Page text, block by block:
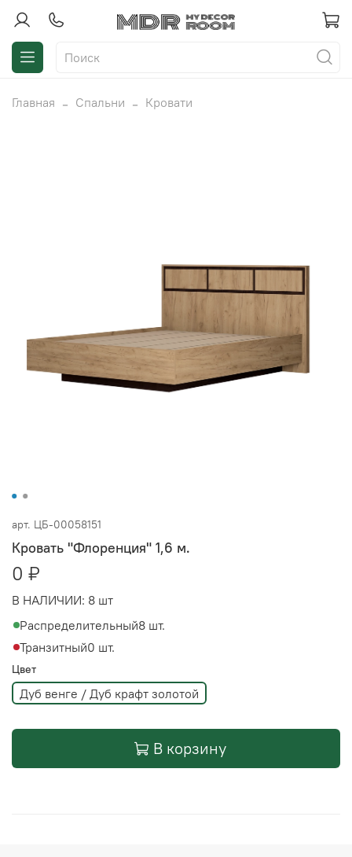
Главная Спальни Кровати
арт. ЦБ-00058151
Кровать "Флоренция" 1,6 м.
0 ₽
В НАЛИЧИИ: 8 шт
Распределительный8 шт.
Транзитный0 шт.
Цвет
Дуб венге / Дуб крафт золотой
В корзину